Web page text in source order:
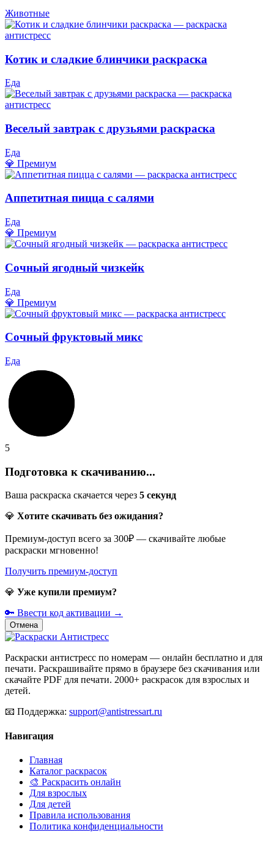
Животные
Котик и сладкие блинчики раскраска
Еда
Веселый завтрак с друзьями раскраска
Еда
💎 Премиум
Аппетитная пицца с салями
Еда
💎 Премиум
Сочный ягодный чизкейк
Еда
💎 Премиум
Сочный фруктовый микс
Еда
5
Подготовка к скачиванию...
Ваша раскраска скачается через 5 секунд
💎 Хотите скачивать без ожидания?
Премиум-доступ всего за 300₽ — скачивайте любые
раскраски мгновенно!
Получить премиум-доступ
💎 Уже купили премиум?
🔑 Ввести код активации →
Отмена
Раскраски антистресс по номерам — онлайн бесплатно и для
печати. Раскрашивайте прямо в браузере без скачивания или
скачайте PDF для печати. 2000+ раскрасок для взрослых и
детей.
📧 Поддержка: support@antistressart.ru
Навигация
Главная
Каталог раскрасок
🎨 Раскрасить онлайн
Для взрослых
Для детей
Правила использования
Политика конфиденциальности